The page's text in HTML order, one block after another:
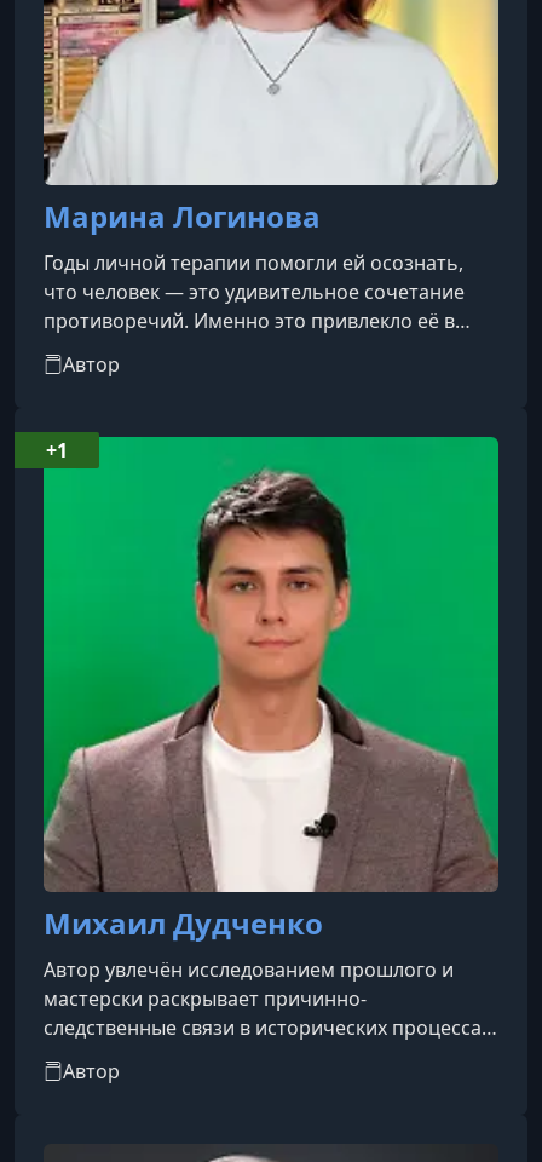
Марина Логинова
Годы личной терапии помогли ей осознать,
что человек — это удивительное сочетание
противоречий. Именно это привлекло её в
профессию. Она специализируется на
социальной и когнитивной психологии,
— помочь избавиться от стигм и ярлыков,
показать, что каждый человек уникален, а
стандарты «нормальности» условны. На её
лекциях слушатели узнают о скрытых мотивах
поступков, научатся лучше понимать себя и
Автор
Михаил Дудченко
Автор увлечён исследованием прошлого и
мастерски раскрывает причинно-
следственные связи в исторических процессах.
Он специализируется на Средневековье и
античном мире, с лёгкостью объясняя такие
Рима, в рамках коротких и ёмких лекций.
Автор
+1